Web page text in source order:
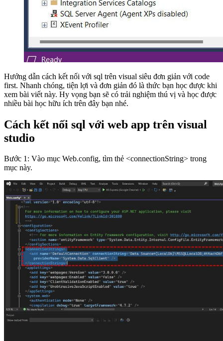
Hướng dẫn cách kết nối với sql trên visual siêu đơn giản với code
first. Nhanh chóng, tiện lợi và đơn giản đó là thức bạn học được khi
xem bài viết này. Hy vọng bạn sẽ có trải nghiệm thú vị và học được
nhiều bài học hữu ích trên đây bạn nhé.
Cách kết nối sql với web app trên visual
studio
Bước 1: Vào mục Web.config, tìm thẻ <connectionString> trong
mục này.